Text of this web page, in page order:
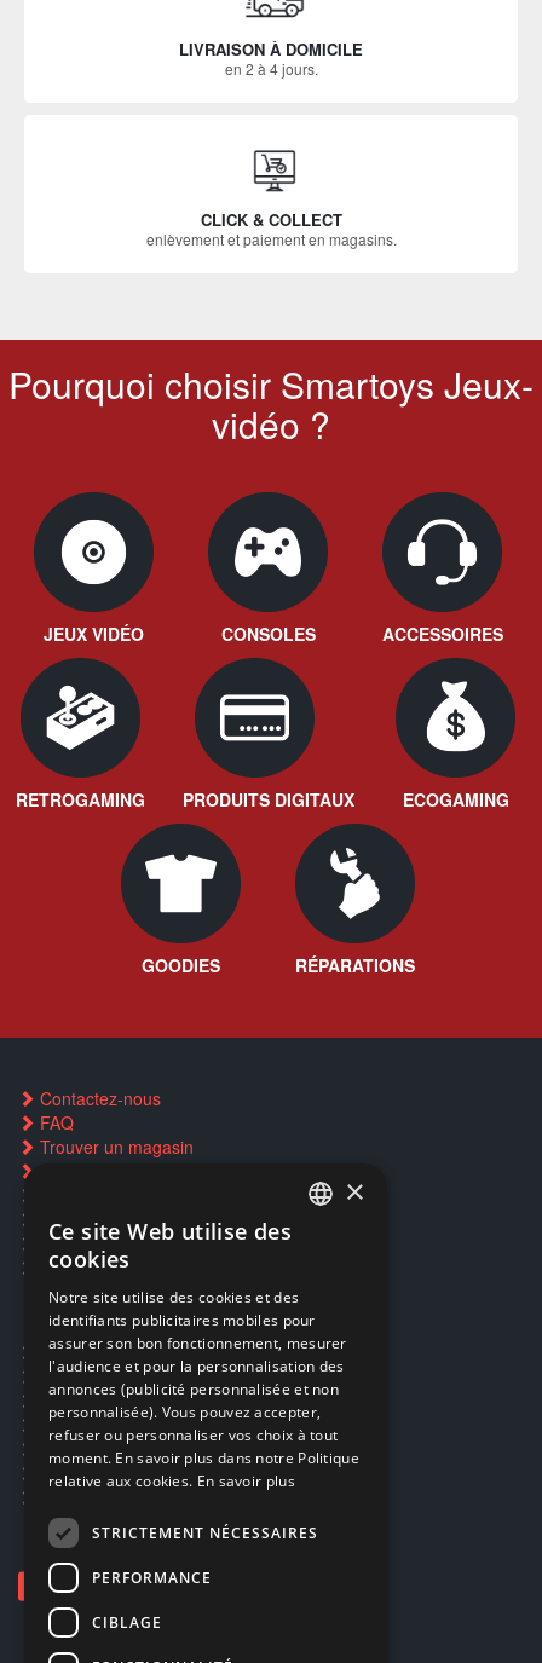
LIVRAISON À DOMICILE
en 2 à 4 jours.
CLICK & COLLECT
enlèvement et paiement en magasins.
Pourquoi choisir Smartoys Jeux-
vidéo ?
JEUX VIDÉO CONSOLES ACCESSOIRES
RETROGAMING PRODUITS DIGITAUX ECOGAMING
GOODIES RÉPARATIONS
Contactez-nous
FAQ
Trouver un magasin
Restauration CD griffés
Réparations & SAV
Smartpoints
Ecogaming
Expédition & retours
Confidentialité
Conditions générales
EA Sport UFC 6
Call of Duty: Modern Warfare 4
Rachat et revente de jeux en cash
ENGLISH
×
Ce site Web utilise des
cookies
Notre site utilise des cookies et des
identifiants publicitaires mobiles pour
assurer son bon fonctionnement, mesurer
l'audience et pour la personnalisation des
annonces (publicité personnalisée et non
personnalisée). Vous pouvez accepter,
refuser ou personnaliser vos choix à tout
moment. En savoir plus dans notre Politique
relative aux cookies. En savoir plus
STRICTEMENT NÉCESSAIRES
PERFORMANCE
CIBLAGE